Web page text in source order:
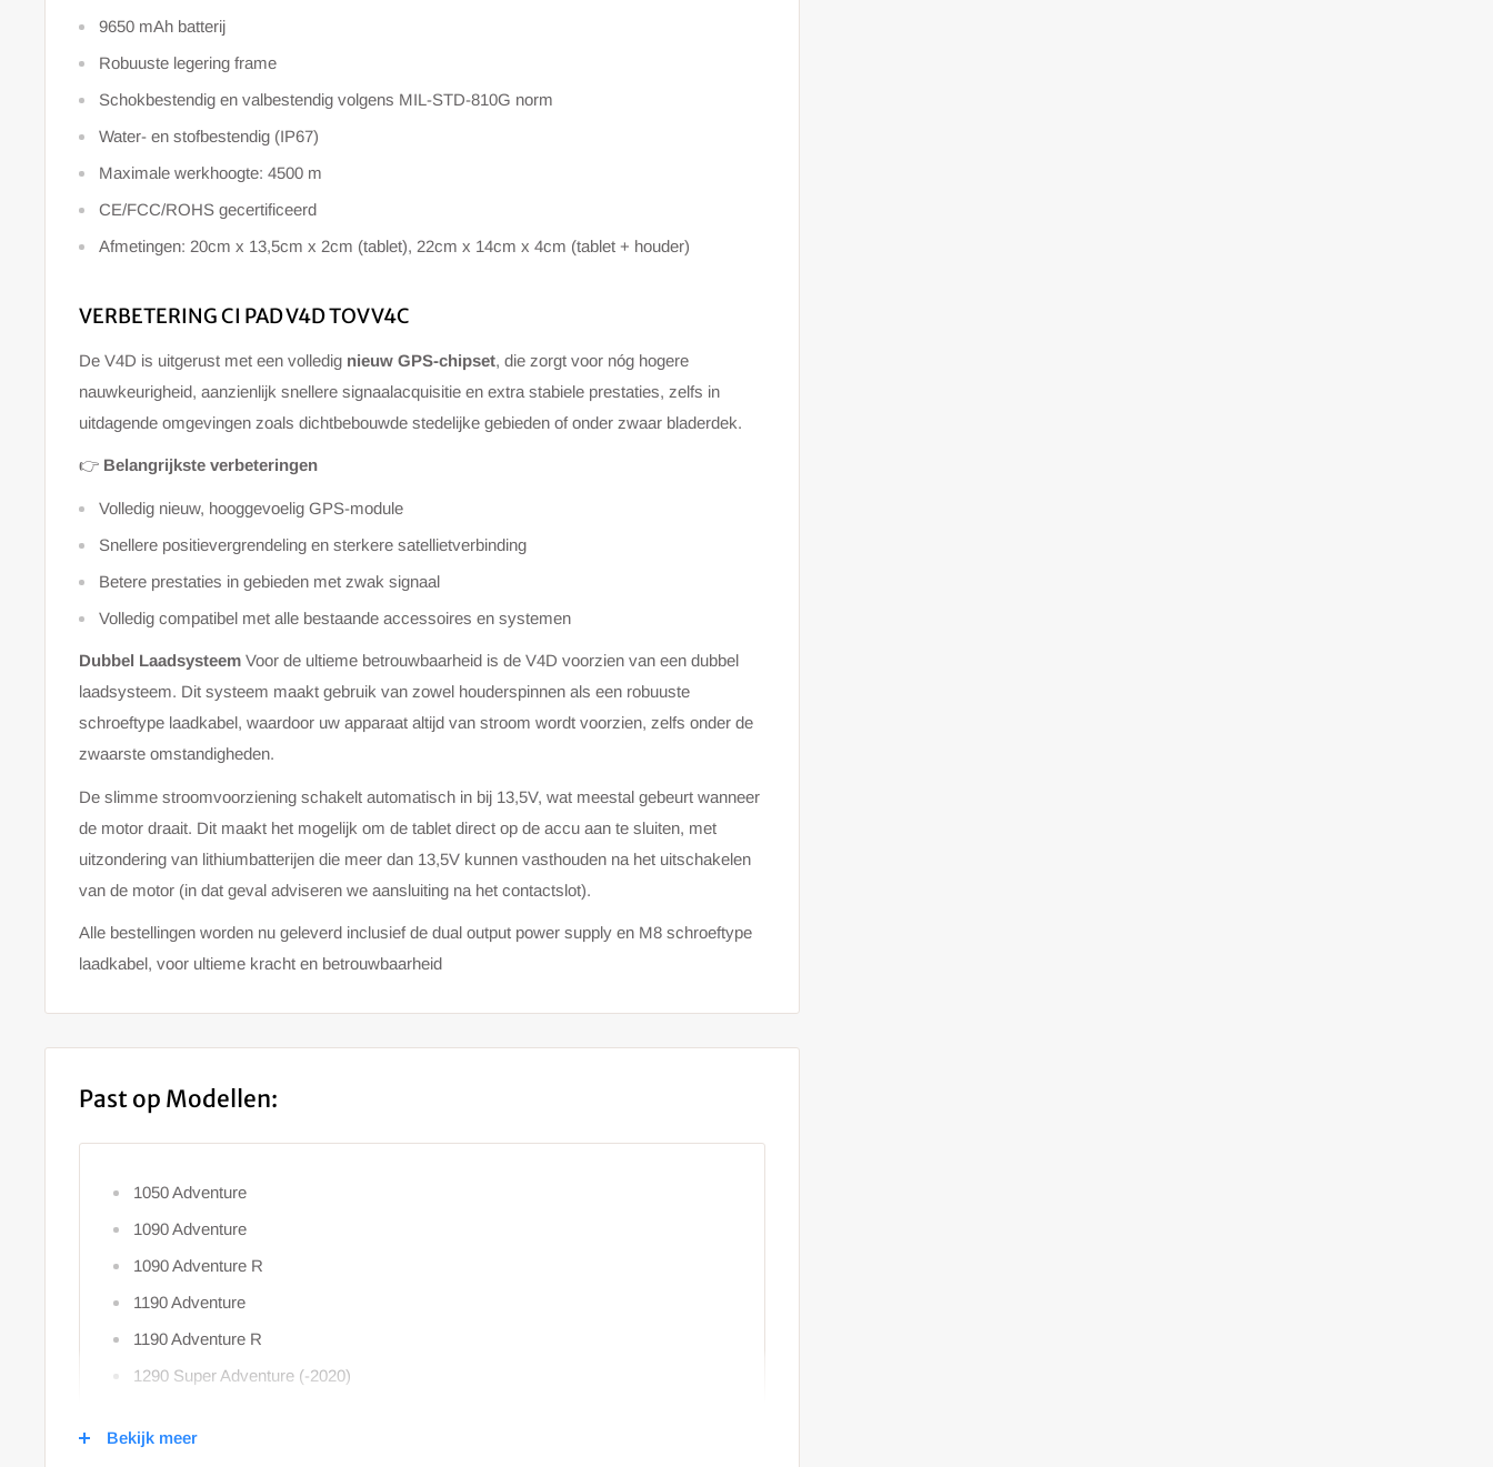
9650 mAh batterij
Robuuste legering frame
Schokbestendig en valbestendig volgens MIL-STD-810G norm
Water- en stofbestendig (IP67)
Maximale werkhoogte: 4500 m
CE/FCC/ROHS gecertificeerd
Afmetingen: 20cm x 13,5cm x 2cm (tablet), 22cm x 14cm x 4cm (tablet + houder)
VERBETERING CI PAD V4D TOV V4C
De V4D is uitgerust met een volledig nieuw GPS-chipset, die zorgt voor nóg hogere
nauwkeurigheid, aanzienlijk snellere signaalacquisitie en extra stabiele prestaties, zelfs in
uitdagende omgevingen zoals dichtbebouwde stedelijke gebieden of onder zwaar bladerdek.
👉 Belangrijkste verbeteringen
Volledig nieuw, hooggevoelig GPS-module
Snellere positievergrendeling en sterkere satellietverbinding
Betere prestaties in gebieden met zwak signaal
Volledig compatibel met alle bestaande accessoires en systemen
Dubbel Laadsysteem Voor de ultieme betrouwbaarheid is de V4D voorzien van een dubbel
laadsysteem. Dit systeem maakt gebruik van zowel houderspinnen als een robuuste
schroeftype laadkabel, waardoor uw apparaat altijd van stroom wordt voorzien, zelfs onder de
zwaarste omstandigheden.
De slimme stroomvoorziening schakelt automatisch in bij 13,5V, wat meestal gebeurt wanneer
de motor draait. Dit maakt het mogelijk om de tablet direct op de accu aan te sluiten, met
uitzondering van lithiumbatterijen die meer dan 13,5V kunnen vasthouden na het uitschakelen
van de motor (in dat geval adviseren we aansluiting na het contactslot).
Alle bestellingen worden nu geleverd inclusief de dual output power supply en M8 schroeftype
laadkabel, voor ultieme kracht en betrouwbaarheid
Past op Modellen:
1050 Adventure
1090 Adventure
1090 Adventure R
1190 Adventure
1190 Adventure R
1290 Super Adventure (-2020)
390 Adventure
Bekijk meer